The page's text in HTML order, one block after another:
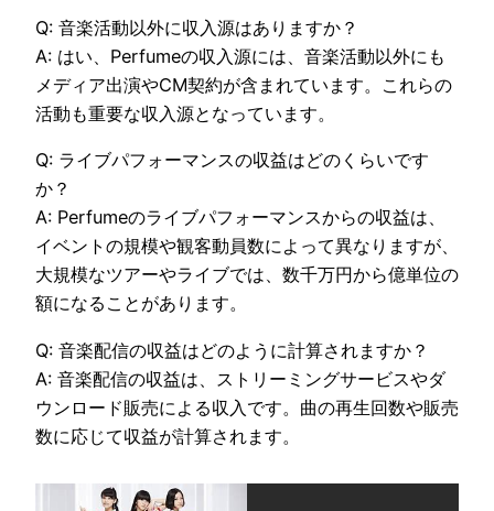
Q: 音楽活動以外に収入源はありますか？
A: はい、Perfumeの収入源には、音楽活動以外にも
メディア出演やCM契約が含まれています。これらの
活動も重要な収入源となっています。
Q: ライブパフォーマンスの収益はどのくらいです
か？
A: Perfumeのライブパフォーマンスからの収益は、
イベントの規模や観客動員数によって異なりますが、
大規模なツアーやライブでは、数千万円から億単位の
額になることがあります。
Q: 音楽配信の収益はどのように計算されますか？
A: 音楽配信の収益は、ストリーミングサービスやダ
ウンロード販売による収入です。曲の再生回数や販売
数に応じて収益が計算されます。